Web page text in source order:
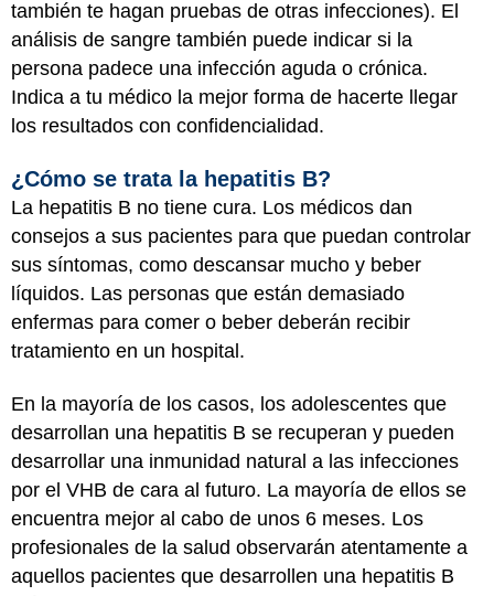
también te hagan pruebas de otras infecciones). El
análisis de sangre también puede indicar si la
persona padece una infección aguda o crónica.
Indica a tu médico la mejor forma de hacerte llegar
los resultados con confidencialidad.
¿Cómo se trata la hepatitis B?
La hepatitis B no tiene cura. Los médicos dan
consejos a sus pacientes para que puedan controlar
sus síntomas, como descansar mucho y beber
líquidos. Las personas que están demasiado
enfermas para comer o beber deberán recibir
tratamiento en un hospital.
En la mayoría de los casos, los adolescentes que
desarrollan una hepatitis B se recuperan y pueden
desarrollar una inmunidad natural a las infecciones
por el VHB de cara al futuro. La mayoría de ellos se
encuentra mejor al cabo de unos 6 meses. Los
profesionales de la salud observarán atentamente a
aquellos pacientes que desarrollen una hepatitis B